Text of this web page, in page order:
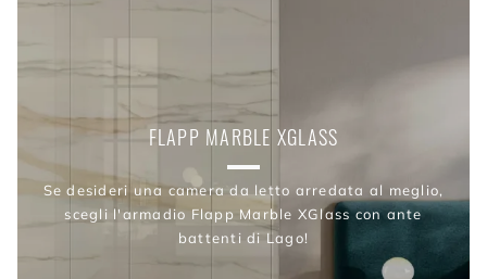
FLAPP MARBLE XGLASS
Se desideri una camera da letto arredata al meglio,
scegli l'armadio Flapp Marble XGlass con ante
battenti di Lago!